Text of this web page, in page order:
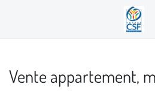
Vente appartement,